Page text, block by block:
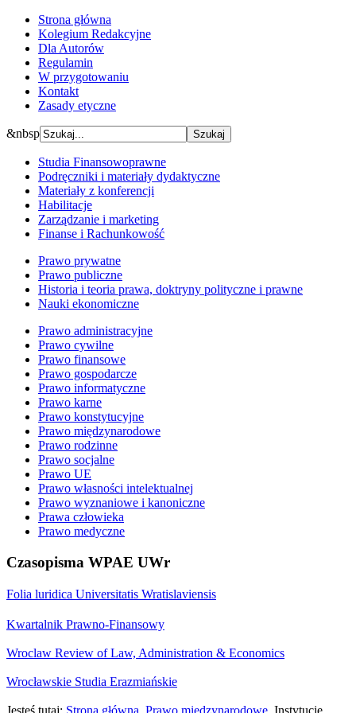
Strona główna
Kolegium Redakcyjne
Dla Autorów
Regulamin
W przygotowaniu
Kontakt
Zasady etyczne
&nbsp
Studia Finansowoprawne
Podręczniki i materiały dydaktyczne
Materiały z konferencji
Habilitacje
Zarządzanie i marketing
Finanse i Rachunkowość
Prawo prywatne
Prawo publiczne
Historia i teoria prawa, doktryny polityczne i prawne
Nauki ekonomiczne
Prawo administracyjne
Prawo cywilne
Prawo finansowe
Prawo gospodarcze
Prawo informatyczne
Prawo karne
Prawo konstytucyjne
Prawo międzynarodowe
Prawo rodzinne
Prawo socjalne
Prawo UE
Prawo własności intelektualnej
Prawo wyznaniowe i kanoniczne
Prawa człowieka
Prawo medyczne
Czasopisma WPAE UWr
Folia luridica Universitatis Wratislaviensis
Kwartalnik Prawno-Finansowy
Wroclaw Review of Law, Administration & Economics
Wrocławskie Studia Erazmiańskie